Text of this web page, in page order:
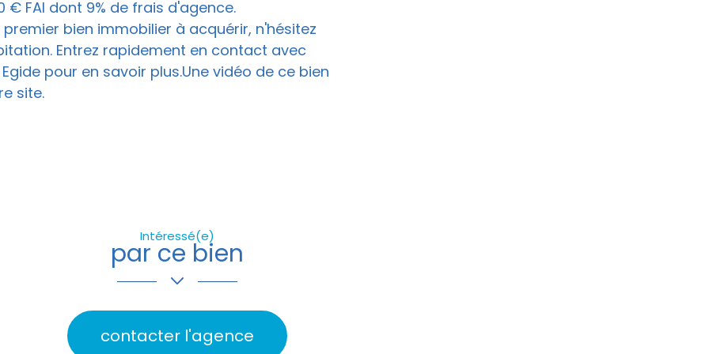
€ FAI dont 9% de frais d'agence.
bien immobilier à acquérir, n'hésitez
Entrez rapidement en contact avec
pour en savoir plus.Une vidéo de ce bien
site.
Intéressé(e)
par ce bien
contacter l'agence